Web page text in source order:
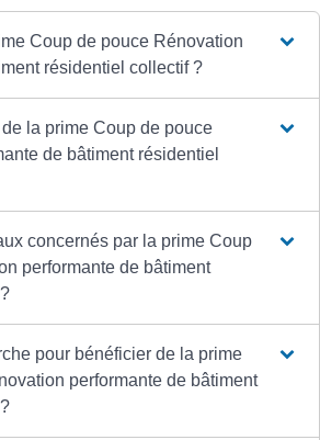
Coup de pouce Rénovation
résidentiel collectif ?
la prime Coup de pouce
de bâtiment résidentiel
concernés par la prime Coup
performante de bâtiment
pour bénéficier de la prime
performante de bâtiment